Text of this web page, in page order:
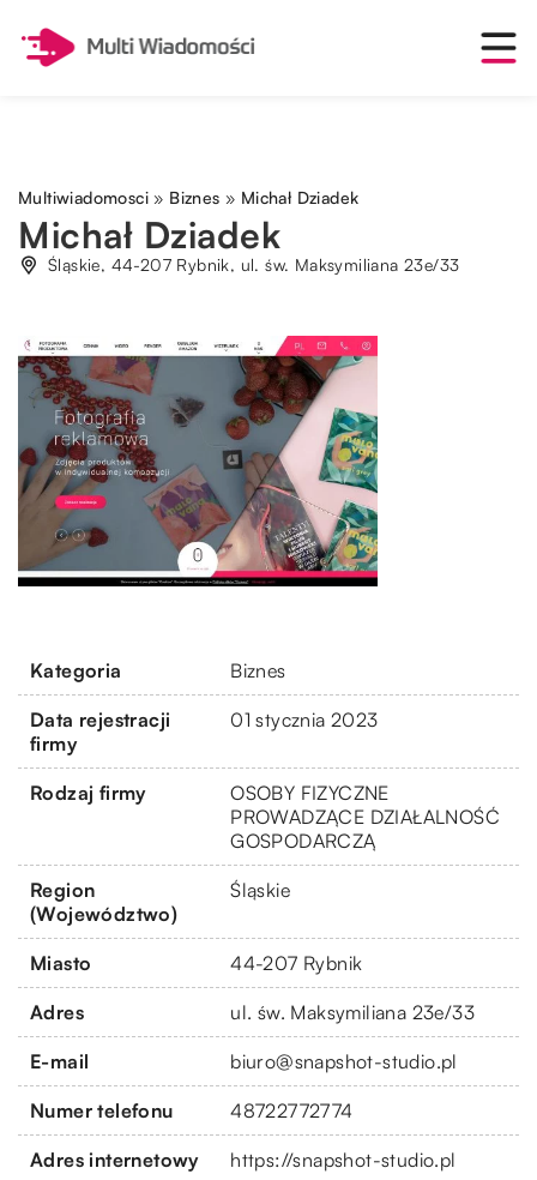
Multiwiadomosci » Biznes » Michał Dziadek
Michał Dziadek
Śląskie, 44-207 Rybnik, ul. św. Maksymiliana 23e/33
Kategoria Biznes
Data rejestracji
firmy
01 stycznia 2023
Rodzaj firmy
OSOBY FIZYCZNE
PROWADZĄCE DZIAŁALNOŚĆ
GOSPODARCZĄ
Region
(Województwo)
Śląskie
Miasto 44-207 Rybnik
Adres ul. św. Maksymiliana 23e/33
E-mail biuro@snapshot-studio.pl
Numer telefonu 48722772774
Adres internetowy https://snapshot-studio.pl